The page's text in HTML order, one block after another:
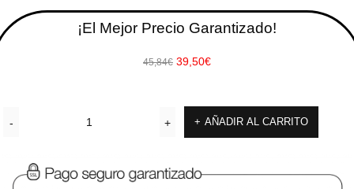
¡El Mejor Precio Garantizado!
45,84€ 39,50€
AÑADIR AL CARRITO